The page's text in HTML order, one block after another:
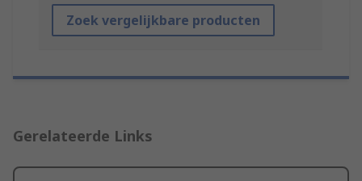
Zoek vergelijkbare producten
Gerelateerde Links